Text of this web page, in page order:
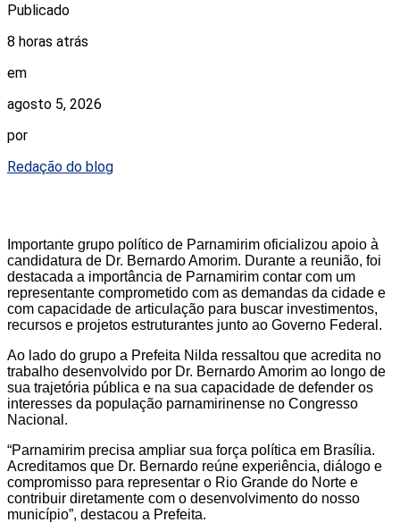
Publicado
8 horas atrás
em
agosto 5, 2026
por
Redação do blog
Importante grupo político de Parnamirim oficializou apoio à
candidatura de Dr. Bernardo Amorim. Durante a reunião, foi
destacada a importância de Parnamirim contar com um
representante comprometido com as demandas da cidade e
com capacidade de articulação para buscar investimentos,
recursos e projetos estruturantes junto ao Governo Federal.
Ao lado do grupo a Prefeita Nilda ressaltou que acredita no
trabalho desenvolvido por Dr. Bernardo Amorim ao longo de
sua trajetória pública e na sua capacidade de defender os
interesses da população parnamirinense no Congresso
Nacional.
“Parnamirim precisa ampliar sua força política em Brasília.
Acreditamos que Dr. Bernardo reúne experiência, diálogo e
compromisso para representar o Rio Grande do Norte e
contribuir diretamente com o desenvolvimento do nosso
município”, destacou a Prefeita.